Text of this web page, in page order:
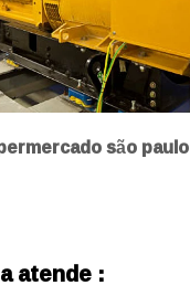
são paulo
atende :